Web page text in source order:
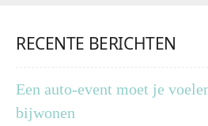
RECENTE BERICHTEN
Een auto-event moet je
bijwonen